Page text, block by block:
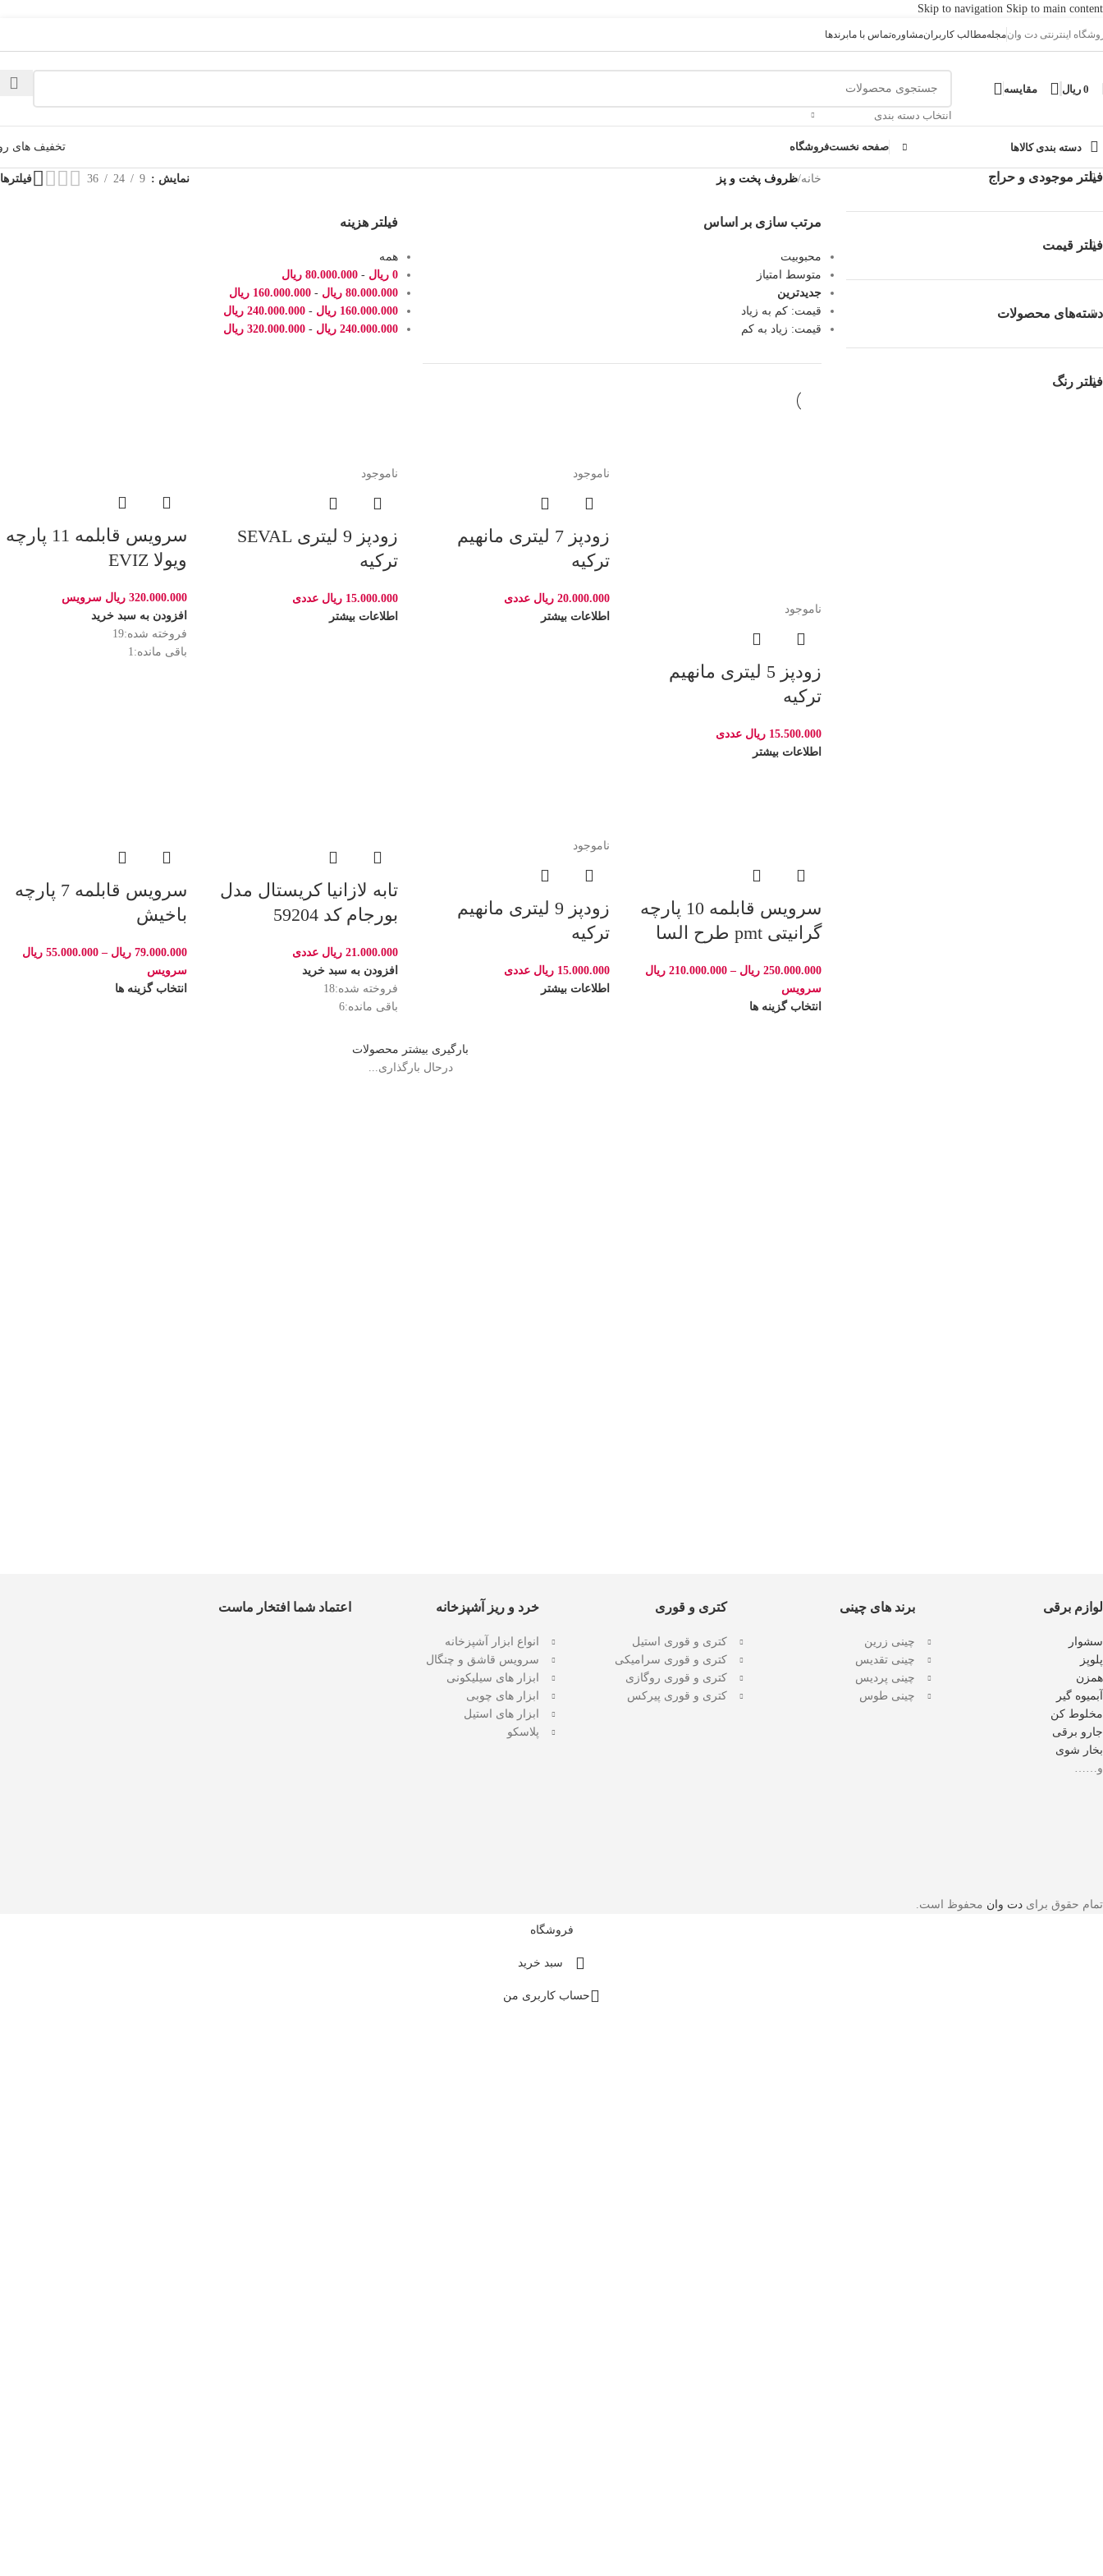
Skip to navigation Skip to main content
اینترنتی دت وانمجلهمطالب کاربرانمشاورهتماس با مابرندها
0 ریال مقایسه
انتخاب دسته بندی
دسته بندی کالاها صفحه نخستفروشگاه تخفیف های
فیلتر موجودی و حراج
فیلتر قیمت
دسته‌های محصولات
فیلتر رنگ
خانه/ظروف پخت و پز نمایش 9
24
36 فیلترها
مرتب سازی بر اساس
محبوبیت
متوسط امتیاز
جدیدترین
قیمت: کم به زیاد
قیمت: زیاد به کم
فیلتر هزینه
همه
0 ریال -
80.000.000 ریال
80.000.000 ریال -
160.000.000 ریال
160.000.000 ریال -
240.000.000 ریال
240.000.000 ریال -
320.000.000 ریال
ناموجود
زودپز 5 لیتری مانهیم
ترکیه
15.500.000 ریال عددی
اطلاعات بیشتر
ناموجود
زودپز 7 لیتری مانهیم
ترکیه
20.000.000 ریال عددی
اطلاعات بیشتر
ناموجود
زودپز 9 لیتری SEVAL
ترکیه
15.000.000 ریال عددی
اطلاعات بیشتر
سرویس قابلمه 11 پارچه
ویولا EVIZ
320.000.000 ریال سرویس
افزودن به سبد خرید
فروخته شده:19
باقی مانده:1
سرویس قابلمه 10 پارچه
گرانیتی pmt طرح السا
250.000.000 ریال –
210.000.000 ریال
سرویس
انتخاب گزینه ها
ناموجود
زودپز 9 لیتری مانهیم
ترکیه
15.000.000 ریال عددی
اطلاعات بیشتر
تابه لازانیا کریستال مدل
بورجام کد 59204
21.000.000 ریال عددی
افزودن به سبد خرید
فروخته شده:18
باقی مانده:6
سرویس قابلمه 7 پارچه
باخیش
79.000.000 ریال –
55.000.000 ریال
سرویس
انتخاب گزینه ها
بارگیری بیشتر محصولات
درحال بارگذاری...
لوازم برقی
سشوار
پلوپز
همزن
آبمیوه گیر
مخلوط کن
جارو برقی
بخار شوی
و……
برند های چینی
چینی زرین
چینی تقدیس
چینی پردیس
چینی طوس
کتری و قوری
کتری و قوری استیل
کتری و قوری سرامیکی
کتری و قوری روگازی
کتری و قوری پیرکس
خرد و ریز آشپزخانه
انواع ابزار آشپزخانه
سرویس قاشق و چنگال
ابزار های سیلیکونی
ابزار های چوبی
ابزار های استیل
پلاسکو
اعتماد شما افتخار ماست
تمام حقوق برای دت وان محفوظ است.
فروشگاه
سبد خرید
حساب کاربری من